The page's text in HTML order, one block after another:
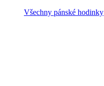
Všechny pánské hodinky